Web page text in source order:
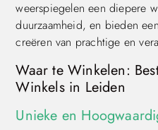
weerspiegelen een diepere
duurzaamheid, en bieden
creëren van prachtige en
Waar te Winkelen:
Winkels in Leiden
Unieke en